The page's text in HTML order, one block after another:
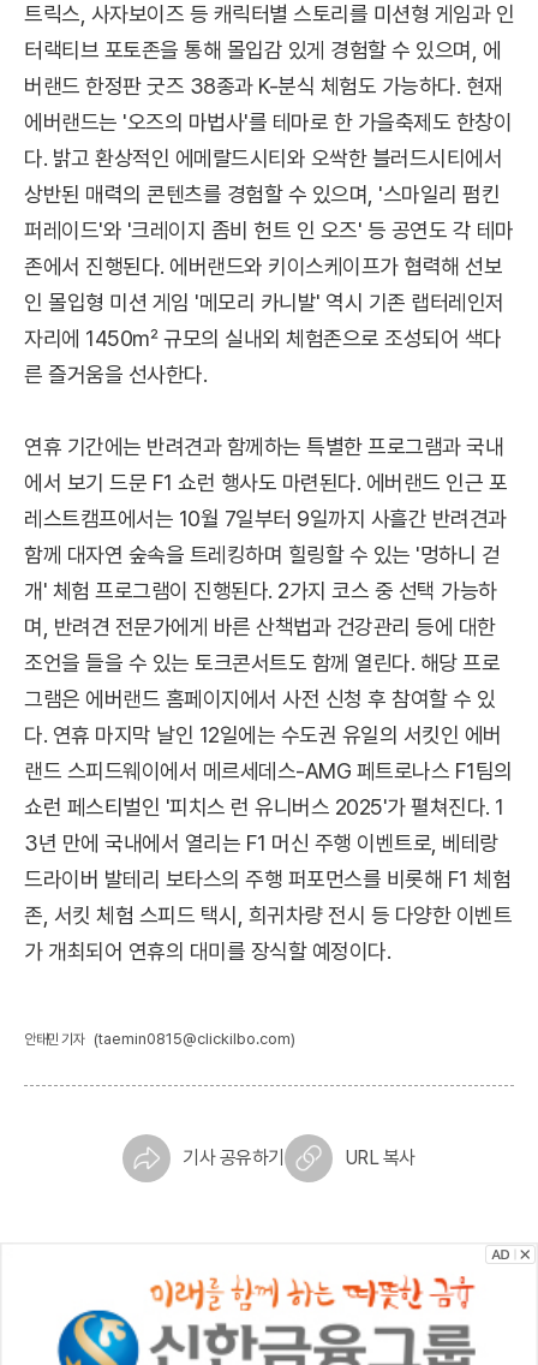
트릭스, 사자보이즈 등 캐릭터별 스토리를 미션형 게임과 인
터랙티브 포토존을 통해 몰입감 있게 경험할 수 있으며, 에
버랜드 한정판 굿즈 38종과 K-분식 체험도 가능하다. 현재
에버랜드는 '오즈의 마법사'를 테마로 한 가을축제도 한창이
다. 밝고 환상적인 에메랄드시티와 오싹한 블러드시티에서
상반된 매력의 콘텐츠를 경험할 수 있으며, '스마일리 펌킨
퍼레이드'와 '크레이지 좀비 헌트 인 오즈' 등 공연도 각 테마
존에서 진행된다. 에버랜드와 키이스케이프가 협력해 선보
인 몰입형 미션 게임 '메모리 카니발' 역시 기존 랩터레인저
자리에 1450㎡ 규모의 실내외 체험존으로 조성되어 색다
른 즐거움을 선사한다.
연휴 기간에는 반려견과 함께하는 특별한 프로그램과 국내
에서 보기 드문 F1 쇼런 행사도 마련된다. 에버랜드 인근 포
레스트캠프에서는 10월 7일부터 9일까지 사흘간 반려견과
함께 대자연 숲속을 트레킹하며 힐링할 수 있는 '멍하니 걷
개' 체험 프로그램이 진행된다. 2가지 코스 중 선택 가능하
며, 반려견 전문가에게 바른 산책법과 건강관리 등에 대한
조언을 들을 수 있는 토크콘서트도 함께 열린다. 해당 프로
그램은 에버랜드 홈페이지에서 사전 신청 후 참여할 수 있
다. 연휴 마지막 날인 12일에는 수도권 유일의 서킷인 에버
랜드 스피드웨이에서 메르세데스-AMG 페트로나스 F1팀의
쇼런 페스티벌인 '피치스 런 유니버스 2025'가 펼쳐진다. 1
3년 만에 국내에서 열리는 F1 머신 주행 이벤트로, 베테랑
드라이버 발테리 보타스의 주행 퍼포먼스를 비롯해 F1 체험
존, 서킷 체험 스피드 택시, 희귀차량 전시 등 다양한 이벤트
가 개최되어 연휴의 대미를 장식할 예정이다.
안태민 기자 (taemin0815@clickilbo.com)
기사 공유하기 URL 복사